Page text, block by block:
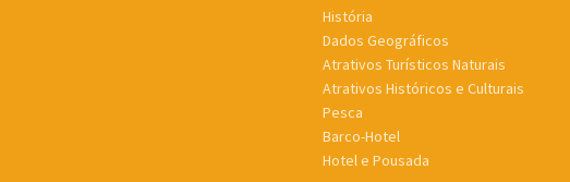
História
Dados Geográficos
Atrativos Turísticos Naturais
Atrativos Históricos e Culturais
Pesca
Barco-Hotel
Hotel e Pousada